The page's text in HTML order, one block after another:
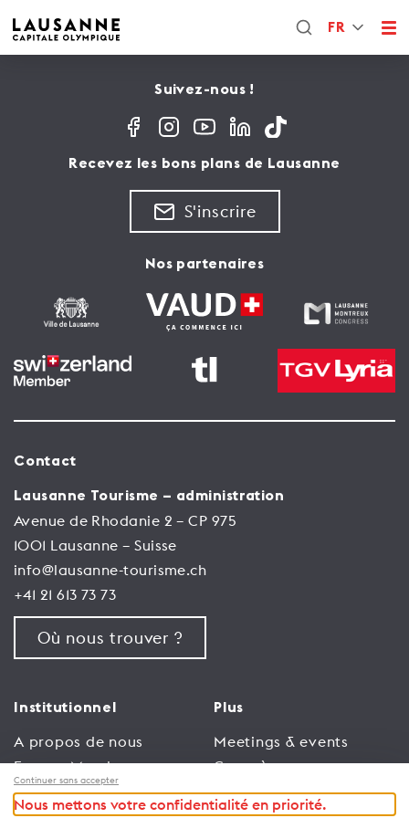
FR
Suivez-nous !
Recevez les bons plans de Lausanne
S'inscrire
Nos partenaires
Contact
Lausanne Tourisme – administration
Avenue de Rhodanie 2 – CP 975
1001 Lausanne – Suisse
info@lausanne-tourisme.ch
+41 21 613 73 73
Où nous trouver ?
Institutionnel
A propos de nous
Espace Membres
Emploi
Plus
Meetings & events
Congrès
Trade
Continuer sans accepter
Nous mettons votre confidentialité en priorité.